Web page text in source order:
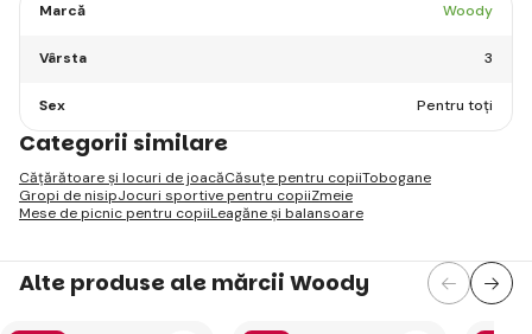
Marcă Woody
Vârsta 3
Sex Pentru toți
Categorii similare
Cățărătoare și locuri de joacăCăsuțe pentru copiiTobogane
Gropi de nisipJocuri sportive pentru copiiZmeie
Mese de picnic pentru copiiLeagăne și balansoare
Alte produse ale mărcii Woody